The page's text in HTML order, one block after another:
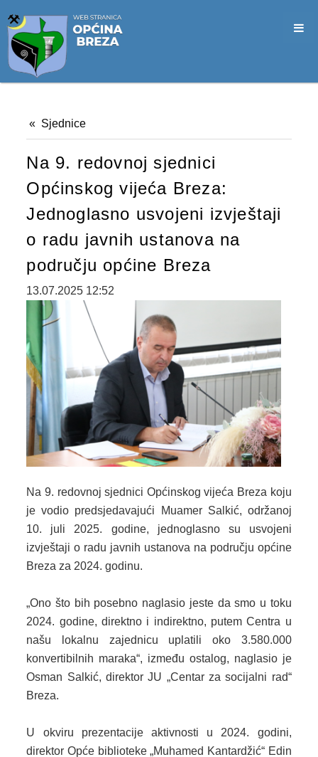
Sjednice
Na 9. redovnoj sjednici
Općinskog vijeća Breza:
Jednoglasno usvojeni izvještaji
o radu javnih ustanova na
području općine Breza
13.07.2025 12:52
Na 9. redovnoj sjednici Općinskog vijeća Breza koju
je vodio predsjedavajući Muamer Salkić, održanoj
10. juli 2025. godine, jednoglasno su usvojeni
izvještaji o radu javnih ustanova na području općine
Breza za 2024. godinu.
„Ono što bih posebno naglasio jeste da smo u toku
2024. godine, direktno i indirektno, putem Centra u
našu lokalnu zajednicu uplatili oko 3.580.000
konvertibilnih maraka“, između ostalog, naglasio je
Osman Salkić, direktor JU „Centar za socijalni rad“
Breza.
U okviru prezentacije aktivnosti u 2024. godini,
direktor Opće biblioteke „Muhamed Kantardžić“ Edin
OPĆINSKO VIJEĆE
VIJEĆNICI
MATERIJALI
ZAPISNICI
DOKUMENTI
SLUŽBENI GLASNICI
2026. GODINA
2025. GODINA
2024. GODINA
2023. GODINA
2022. GODINA
2021. GODINA
2020. GODINA
2018. GODINA
2016. GODINA
2015. GODINA
2014. GODINA
2013. GODINA
2012. GODINA
1999. - 2011. GODINA